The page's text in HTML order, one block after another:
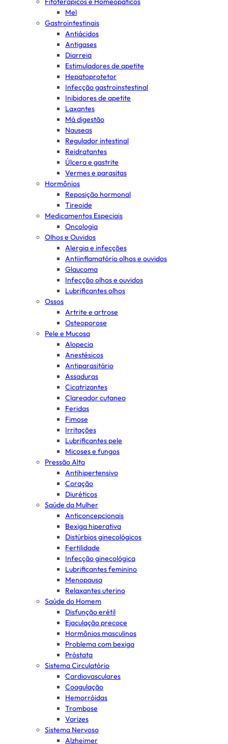
Mel
Gastrointestinais
Antiácidos
Antigases
Diarreia
Estimuladores de apetite
Hepatoprotetor
Infecção gastroinstestinal
Inibidores de apetite
Laxantes
Má digestão
Nauseas
Regulador intestinal
Reidratantes
Úlcera e gastrite
Vermes e parasitas
Hormônios
Reposição hormonal
Tireoide
Medicamentos Especiais
Oncologia
Olhos e Ouvidos
Alergia e infecções
Antiinflamatório olhos e ouvidos
Glaucoma
Infecção olhos e ouvidos
Lubrificantes olhos
Ossos
Artrite e artrose
Osteoporose
Pele e Mucosa
Alopecia
Anestésicos
Antiparasitário
Assaduras
Cicatrizantes
Clareador cutaneo
Feridas
Fimose
Irritações
Lubrificantes pele
Micoses e fungos
Pressão Alta
Antihipertensivo
Coração
Diuréticos
Saúde da Mulher
Anticoncepcionais
Bexiga hiperativa
Distúrbios ginecológicos
Fertilidade
Infecção ginecológica
Lubrificantes feminino
Menopausa
Relaxantes uterino
Saúde do Homem
Disfunção erétil
Ejaculação precoce
Hormônios masculinos
Problema com bexiga
Próstata
Sistema Circulatório
Cardiovasculares
Coagulação
Hemorróidas
Trombose
Varizes
Sistema Nervoso
Alzheimer